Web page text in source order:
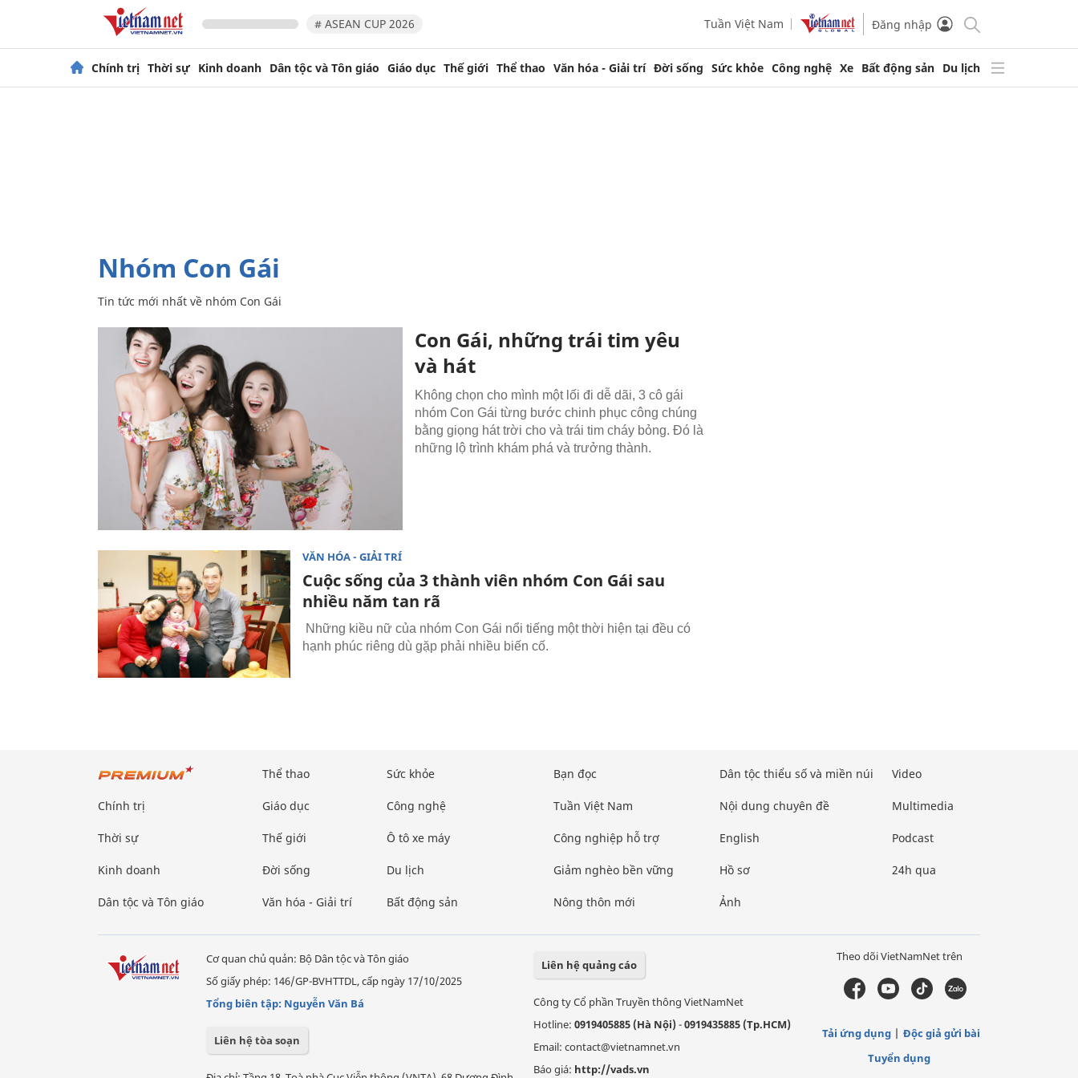
# ASEAN CUP 2026 Tuần Việt Nam Đăng nhập
Chính trị Thời sự Kinh doanh Dân tộc và Tôn giáo Giáo dục Thế giới Thể thao Văn hóa - Giải trí Đời sống Sức khỏe Công nghệ Xe Bất động sản Du lịch
nhóm Con Gái
Tin tức mới nhất về nhóm Con Gái
Con Gái, những trái tim yêu
và hát
Không chọn cho mình một lối đi dễ dãi, 3 cô gái
nhóm Con Gái từng bước chinh phục công chúng
bằng giọng hát trời cho và trái tim cháy bỏng. Đó là
những lộ trình khám phá và trưởng thành.
VĂN HÓA - GIẢI TRÍ
Cuộc sống của 3 thành viên nhóm Con Gái sau
nhiều năm tan rã
Những kiều nữ của nhóm Con Gái nổi tiếng một thời hiện tại đều có
hạnh phúc riêng dù gặp phải nhiều biến cố.
Chính trị
Thời sự
Kinh doanh
Dân tộc và Tôn giáo
Thể thao
Giáo dục
Thế giới
Đời sống
Văn hóa - Giải trí
Sức khỏe
Công nghệ
Ô tô xe máy
Du lịch
Bất động sản
Bạn đọc
Tuần Việt Nam
Công nghiệp hỗ trợ
Giảm nghèo bền vững
Nông thôn mới
Dân tộc thiểu số và miền núi
Nội dung chuyên đề
English
Hồ sơ
Ảnh
Video
Multimedia
Podcast
24h qua
Cơ quan chủ quản: Bộ Dân tộc và Tôn giáo
Số giấy phép: 146/GP-BVHTTDL, cấp ngày 17/10/2025
Tổng biên tập: Nguyễn Văn Bá
Liên hệ tòa soạn
Liên hệ quảng cáo
Công ty Cổ phần Truyền thông VietNamNet
Hotline: 0919405885 (Hà Nội)-0919435885 (Tp.HCM)
Email: contact@vietnamnet.vn
Báo giá: http://vads.vn
Theo dõi VietNamNet trên
Tải ứng dụng
Độc giả gửi bài
Tuyển dụng